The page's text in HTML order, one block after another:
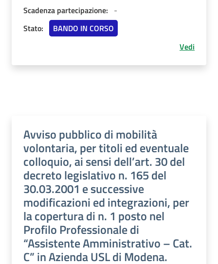
Scadenza partecipazione: -
Stato:
BANDO IN CORSO
Vedi
Avviso pubblico di mobilità
volontaria, per titoli ed eventuale
colloquio, ai sensi dell’art. 30 del
decreto legislativo n. 165 del
30.03.2001 e successive
modificazioni ed integrazioni, per
la copertura di n. 1 posto nel
Profilo Professionale di
“Assistente Amministrativo – Cat.
C” in Azienda USL di Modena.